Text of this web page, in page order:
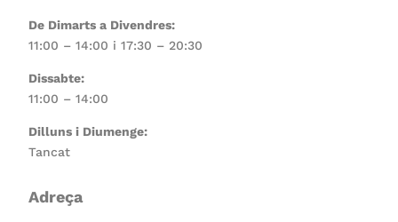
De Dimarts a Divendres:
11:00 – 14:00 i 17:30 – 20:30
Dissabte:
11:00 – 14:00
Dilluns i Diumenge:
Tancat
Adreça